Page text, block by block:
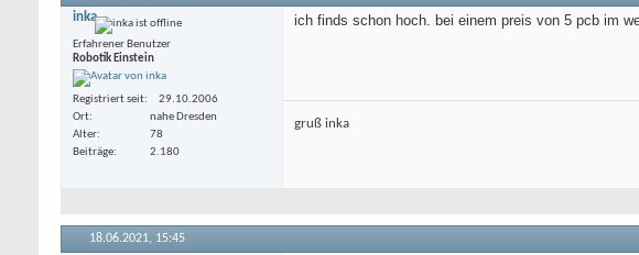
inka
Erfahrener Benutzer
Robotik Einstein
Registriert seit
29.10.2006
Ort
nahe Dresden
Alter
78
Beiträge
2.180
ich finds schon hoch. bei einem preis von 5 pcb im
gruß inka
18.06.2021, 15:45